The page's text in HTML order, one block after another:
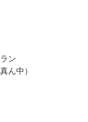
ン
真ん中）